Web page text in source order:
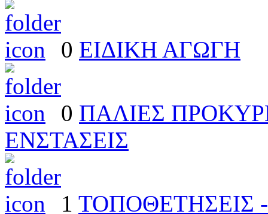
0 ΕΙΔΙΚΗ ΑΓΩΓΗ
0 ΠΑΛΙΕΣ
ΕΝΣΤΑΣΕΙΣ
1 ΤΟΠΟΘΕΤΗΣΕΙΣ